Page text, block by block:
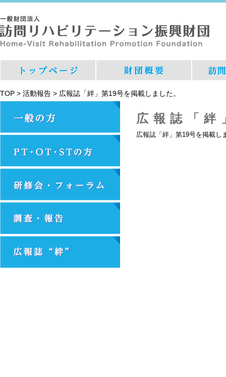
TOP > 活動報告 > 広報誌「絆」第19号を掲載しました。
広報誌「
広報誌「絆」第19号を掲載し